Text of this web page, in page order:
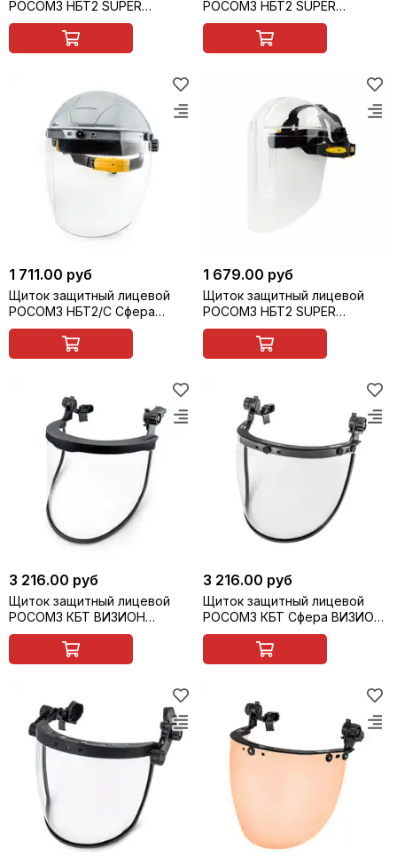
РОСОМЗ НБТ2 SUPER
ВИЗИОН, арт. 427357
РОСОМЗ НБТ2 SUPER
ВИЗИОН арт. 427399
1 711.00 руб
Щиток защитный лицевой
РОСОМЗ НБТ2/С Сфера
ВИЗИОН TERMO TITAN, арт.
1 679.00 руб
Щиток защитный лицевой
РОСОМЗ НБТ2 SUPER
ВИЗИОН арт. 427397
3 216.00 руб
Щиток защитный лицевой
РОСОМЗ КБТ ВИЗИОН
ЭНЕРГО для защиты от
термических рисков
электрической дуги, арт.
3 216.00 руб
Щиток защитный лицевой
РОСОМЗ КБТ Сфера ВИЗИОН
ENERGO с креплением на
каске, арт. 04737